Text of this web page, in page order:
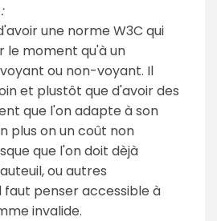
une norme W3C qui
le moment qu'à un
ou non-voyant. Il
et plustôt que d'avoir des
que l'on adapte à son
plus on un coût non
que l'on doit dèjà
ou autres
faut penser accessible à
invalide.